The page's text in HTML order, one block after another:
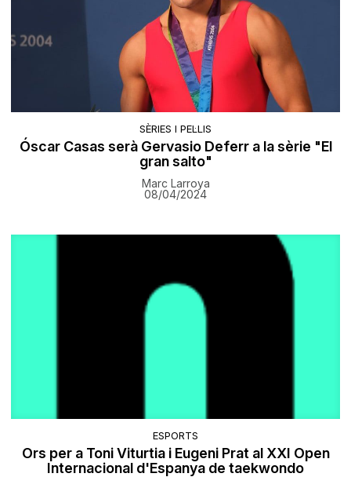
SÈRIES I PEL·LIS
Óscar Casas serà Gervasio Deferr a la sèrie "El
gran salto"
Marc Larroya
08/04/2024
ESPORTS
Ors per a ​Toni Viturtia i Eugeni Prat al XXI Open
Internacional d'Espanya de taekwondo